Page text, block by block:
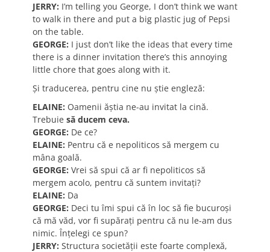
JERRY: I’m telling you George, I don’t think we want
to walk in there and put a big plastic jug of Pepsi
on the table.
GEORGE: I just don’t like the ideas that every time
there is a dinner invitation there’s this annoying
little chore that goes along with it.
Şi traducerea, pentru cine nu ştie engleză:
ELAINE: Oamenii ăştia ne-au invitat la cină.
Trebuie să ducem ceva.
GEORGE: De ce?
ELAINE: Pentru că e nepoliticos să mergem cu
mâna goală.
GEORGE: Vrei să spui că ar fi nepoliticos să
mergem acolo, pentru că suntem invitaţi?
ELAINE: Da
GEORGE: Deci tu îmi spui că în loc să fie bucuroşi
că mă văd, vor fi supăraţi pentru că nu le-am dus
nimic. Înţelegi ce spun?
JERRY: Structura societăţii este foarte complexă,